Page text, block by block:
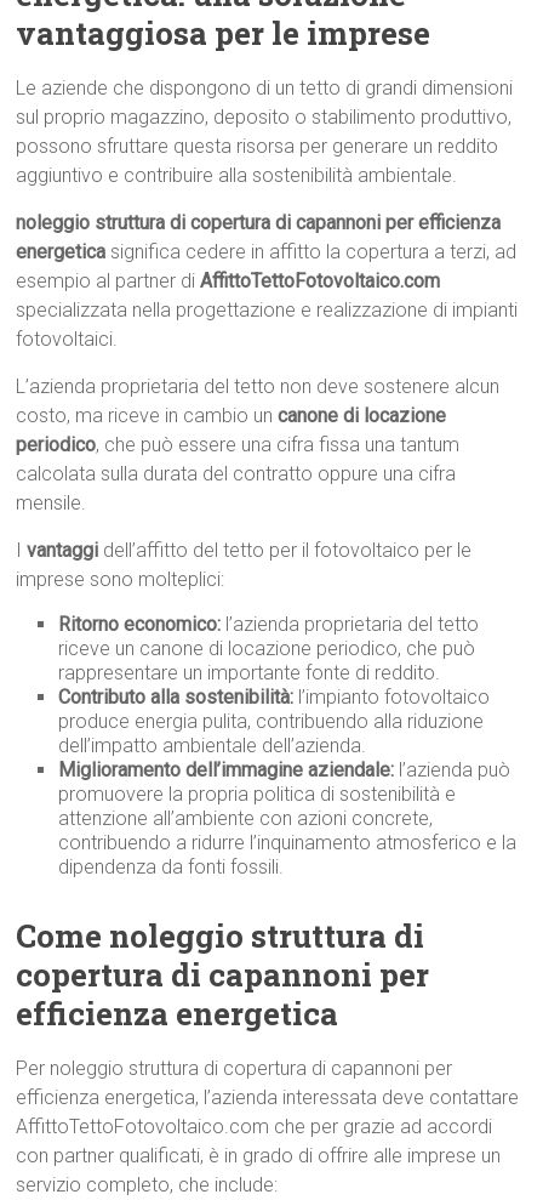
vantaggiosa per le imprese
Le aziende che dispongono di un tetto di grandi dimensioni
sul proprio magazzino, deposito o stabilimento produttivo,
possono sfruttare questa risorsa per generare un reddito
aggiuntivo e contribuire alla sostenibilità ambientale.
noleggio struttura di copertura di capannoni per efficienza
energetica significa cedere in affitto la copertura a terzi, ad
esempio al partner diAffittoTettoFotovoltaico.com
specializzata nella progettazione e realizzazione di impianti
fotovoltaici.
L’azienda proprietaria del tetto non deve sostenere alcun
costo, ma riceve in cambio uncanone di locazione
periodico, che può essere una cifra fissa una tantum
calcolata sulla durata del contratto oppure una cifra
mensile.
Ivantaggi dell’affitto del tetto per il fotovoltaico per le
imprese sono molteplici:
Ritorno economico: l’azienda proprietaria del tetto
riceve un canone di locazione periodico, che può
rappresentare un importante fonte di reddito.
Contributo alla sostenibilità: l’impianto fotovoltaico
produce energia pulita, contribuendo alla riduzione
dell’impatto ambientale dell’azienda.
Miglioramento dell’immagine aziendale: l’azienda può
promuovere la propria politica di sostenibilità e
attenzione all’ambiente con azioni concrete,
contribuendo a ridurre l’inquinamento atmosferico e la
dipendenza da fonti fossili.
Come noleggio struttura di
copertura di capannoni per
efficienza energetica
Per noleggio struttura di copertura di capannoni per
efficienza energetica, l’azienda interessata deve contattare
AffittoTettoFotovoltaico.com che per grazie ad accordi
con partner qualificati, è in grado di offrire alle imprese un
servizio completo, che include: